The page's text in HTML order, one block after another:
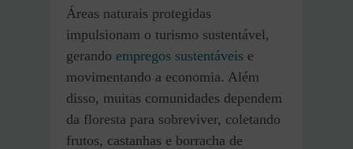
Áreas naturais protegidas
impulsionam o turismo sustentável,
gerando empregos sustentáveis e
movimentando a economia. Além
disso, muitas comunidades dependem
da floresta para sobreviver, coletando
frutos, castanhas e borracha de